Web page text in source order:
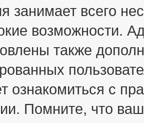
занимает всего
возможности.
также
ознакомиться с
Помните, что